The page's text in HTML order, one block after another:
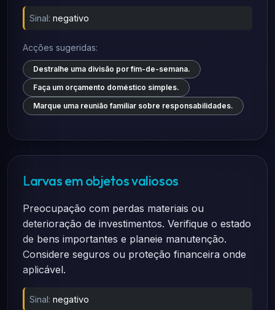
Sinal: negativo
Acções sugeridas:
Destralhe uma divisão por fim-de-semana.
Faça um orçamento doméstico simples.
Marque uma reunião familiar sobre responsabilidades.
Larvas em objetos valiosos
Preocupação com perdas materiais ou
deterioração de investimentos. Verifique o estado
de bens importantes e planeie manutenção.
Considere seguros ou proteção financeira onde
aplicável.
Sinal: negativo